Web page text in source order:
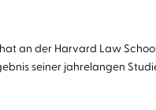
an der Harvard Law
seiner jahrelangen